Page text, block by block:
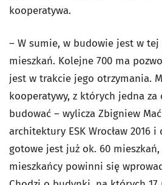
kooperatywa.
– W sumie, w budowie jest w tej
mieszkań. Kolejne 700 ma
jest w trakcie jego otrzymania.
kooperatywy, z których jedna za
budować – wylicza Zbigniew
architektury ESK Wrocław 2016
gotowe jest już ok. 60
mieszkańcy powinni się